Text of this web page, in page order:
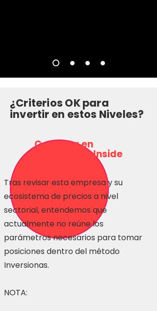
¿Criterios OK para
invertir en estos Niveles?
Consulta en
Inversionas Inside
Tras revisar esta empresa y su
ecosistema de precios a nivel
sectorial, entendemos que
actualmente no reúne los
parámetros necesarios para tomar
posiciones dentro del método
Inversionas.
NOTA: